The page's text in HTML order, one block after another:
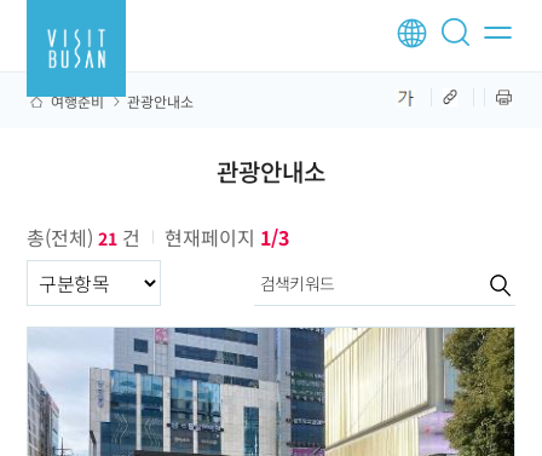
여행준비 관광안내소
관광안내소
총(전체)21 건 현재페이지 1/3
구분항목구분항목